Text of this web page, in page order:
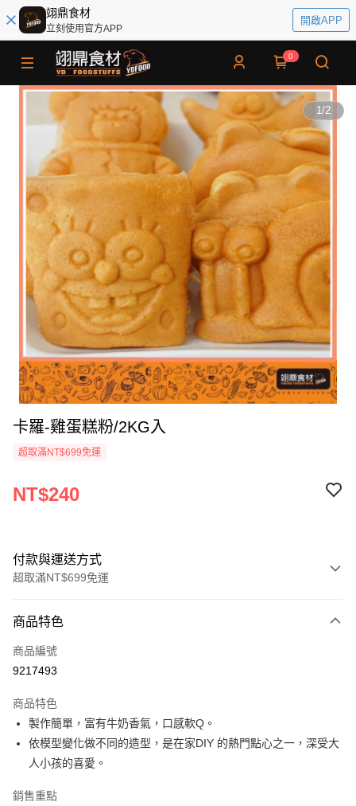
翊鼎食材
立刻使用官方APP
開啟APP
0
1/2
卡羅-雞蛋糕粉/2KG入
超取滿NT$699免運
NT$240
付款與運送方式
超取滿NT$699免運
信用卡一次付款
Apple Pay
運送方式
• 付款後全家取貨
每筆NT$60，滿NT$699(含以上)免運費
每筆NT$60，滿NT$699(含以上)免運費
商品特色
商品編號
9217493
商品特色
製作簡單，富有牛奶香氣，口感軟Q。
依模型變化做不同的造型，是在家DIY 的熱門點心之一，深受大
人小孩的喜愛。
銷售重點